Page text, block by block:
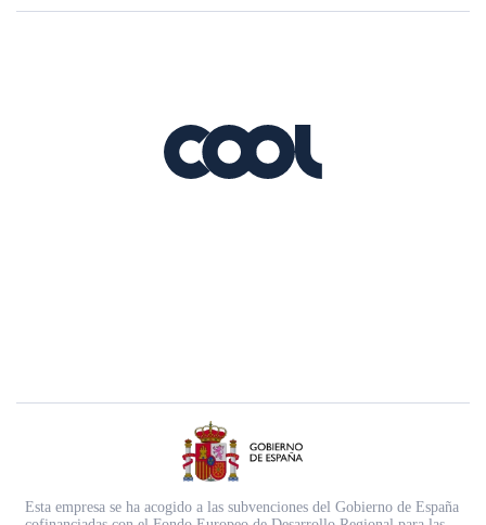
Esta empresa se ha acogido a las subvenciones del Gobierno de España